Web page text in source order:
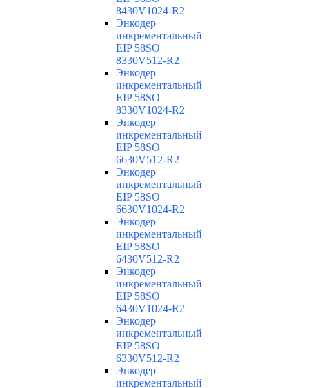
8430V1024-R2
Энкодер
инкрементальный
EIP 58SO
8330V512-R2
Энкодер
инкрементальный
EIP 58SO
8330V1024-R2
Энкодер
инкрементальный
EIP 58SO
6630V512-R2
Энкодер
инкрементальный
EIP 58SO
6630V1024-R2
Энкодер
инкрементальный
EIP 58SO
6430V512-R2
Энкодер
инкрементальный
EIP 58SO
6430V1024-R2
Энкодер
инкрементальный
EIP 58SO
6330V512-R2
Энкодер
инкрементальный